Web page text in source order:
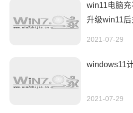
win11电脑
升级win11
2021-07-29
windows11
2021-07-29